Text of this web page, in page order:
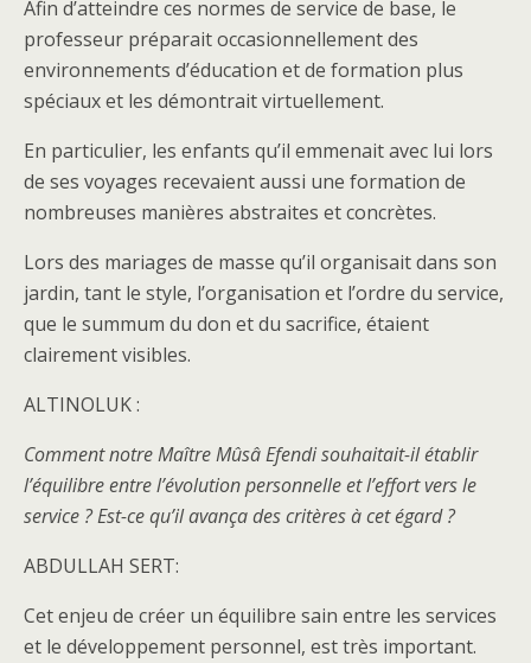
Afin d’atteindre ces normes de service de base, le
professeur préparait occasionnellement des
environnements d’éducation et de formation plus
spéciaux et les démontrait virtuellement.
En particulier, les enfants qu’il emmenait avec lui lors
de ses voyages recevaient aussi une formation de
nombreuses manières abstraites et concrètes.
Lors des mariages de masse qu’il organisait dans son
jardin, tant le style, l’organisation et l’ordre du service,
que le summum du don et du sacrifice, étaient
clairement visibles.
ALTINOLUK :
Comment notre Maître Mûsâ Efendi souhaitait-il établir
l’équilibre entre l’évolution personnelle et l’effort vers le
service ? Est-ce qu’il avança des critères à cet égard ?
ABDULLAH SERT:
Cet enjeu de créer un équilibre sain entre les services
et le développement personnel, est très important.